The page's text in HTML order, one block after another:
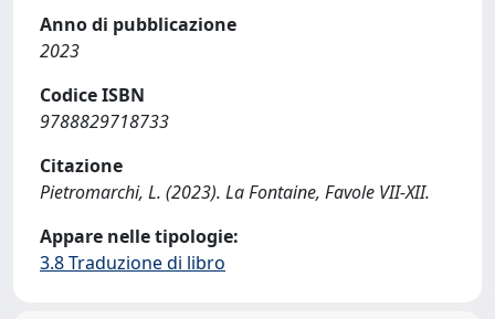
Anno di pubblicazione
2023
Codice ISBN
9788829718733
Citazione
Pietromarchi, L. (2023). La Fontaine, Favole VII-XII.
Appare nelle tipologie:
3.8 Traduzione di libro